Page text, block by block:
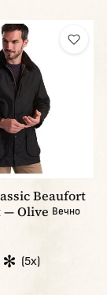
Beaufort
— Olive Вечно
(5x)